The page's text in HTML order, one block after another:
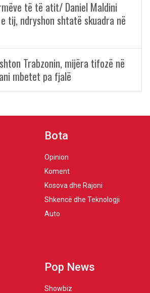
të të atit/ Daniel Maldini
tij, ndryshon shtatë skuadra në
Trabzonin, mijëra tifozë në
mbetet pa fjalë
Bota
Opinion
Koment
Kosova dhe Rajoni
Shkencë dhe Teknologji
Auto
Pop News
Showbiz